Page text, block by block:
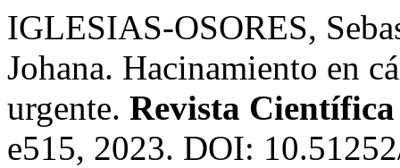
IGLESIAS-OSORES,
Johana. Hacinamiento en
urgente. Revista
e515, 2023. DOI: